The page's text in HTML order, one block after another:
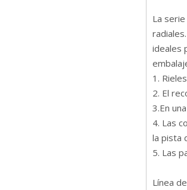
La
ideales
1.
2. El
3.En
4. Las
la pista
5. Las
Línea